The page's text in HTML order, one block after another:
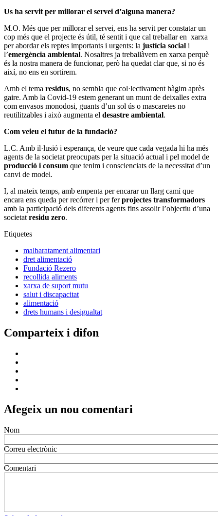
Us ha servit per millorar el servei d’alguna manera?
M.O. Més que per millorar el servei, ens ha servit per constatar un
cop més que el projecte és útil, té sentit i que cal treballar en xarxa
per abordar els reptes importants i urgents: la justícia social i
l’emergència ambiental. Nosaltres ja treballàvem en xarxa perquè
és la nostra manera de funcionar, però ha quedat clar que, si no és
així, no ens en sortirem.
Amb el tema residus, no sembla que col·lectivament hàgim après
gaire. Amb la Covid-19 estem generant un munt de deixalles extra
com envasos monodosi, guants d’un sol ús o mascaretes no
reutilitzables i això augmenta el desastre ambiental.
Com veieu el futur de la fundació?
L.C. Amb il·lusió i esperança, de veure que cada vegada hi ha més
agents de la societat preocupats per la situació actual i pel model de
producció i consum que tenim i conscienciats de la necessitat d’un
canvi de model.
I, al mateix temps, amb empenta per encarar un llarg camí que
encara ens queda per recórrer i per ferprojectes transformadors
amb la participació dels diferents agents fins assolir l’objectiu d’una
societatresidu zero.
Etiquetes
malbaratament alimentari
dret alimentació
Fundació Rezero
recollida aliments
xarxa de suport mutu
salut i discapacitat
alimentació
drets humans i desigualtat
Comparteix i difon
Afegeix un nou comentari
Nom
Correu electrònic
Comentari